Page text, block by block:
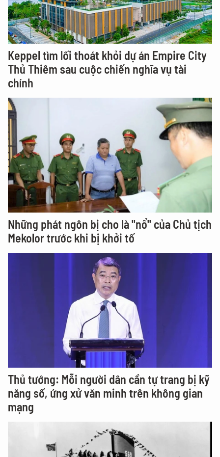
Keppel tìm lối thoát khỏi dự án Empire City
Thủ Thiêm sau cuộc chiến nghĩa vụ tài
chính
Những phát ngôn bị cho là "nổ" của Chủ tịch
Mekolor trước khi bị khởi tố
Thủ tướng: Mỗi người dân cần tự trang bị kỹ
năng số, ứng xử văn minh trên không gian
mạng